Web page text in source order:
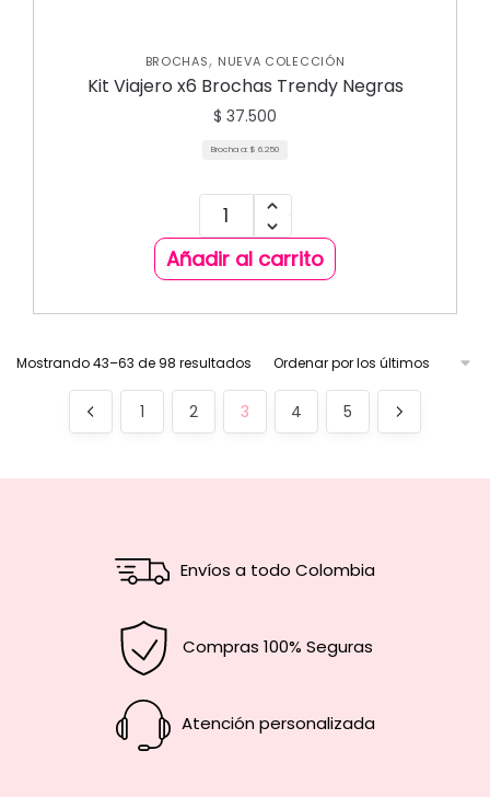
BROCHAS, NUEVA COLECCIÓN
Kit Viajero x6 Brochas Trendy Negras
$ 37.500
Brocha a: $ 6.250
Añadir al carrito
Mostrando 43–63 de 98 resultados
1 2 3 4 5
Envíos a todo Colombia
Compras 100% Seguras
Atención personalizada